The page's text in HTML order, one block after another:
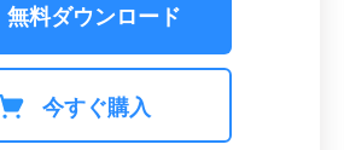
無料ダウンロード
今すぐ購入